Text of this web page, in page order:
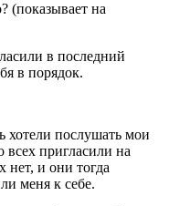
(показывает на
в последний
в порядок.
хотели послушать мои
всех пригласили на
нет, и они тогда
меня к себе.